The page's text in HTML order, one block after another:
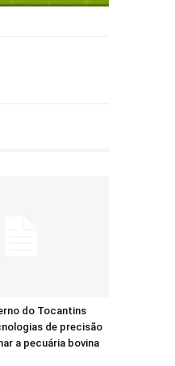
do Tocantins
de precisão
a pecuária bovina